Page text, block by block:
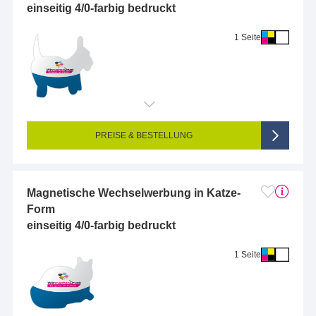
einseitig 4/0-farbig bedruckt
1 Seite
Endformat (bedruckte Fläche): 2 x 2 cm
Seitigkeit: 1-seitig (Vorderseite bedruckt, Rückseite unbedruckt)
4/0-farbig CMYK (vollfarbig bedruckt)
PREISE & BESTELLUNG
Magnetische Wechselwerbung in Katze-
Form
einseitig 4/0-farbig bedruckt
1 Seite